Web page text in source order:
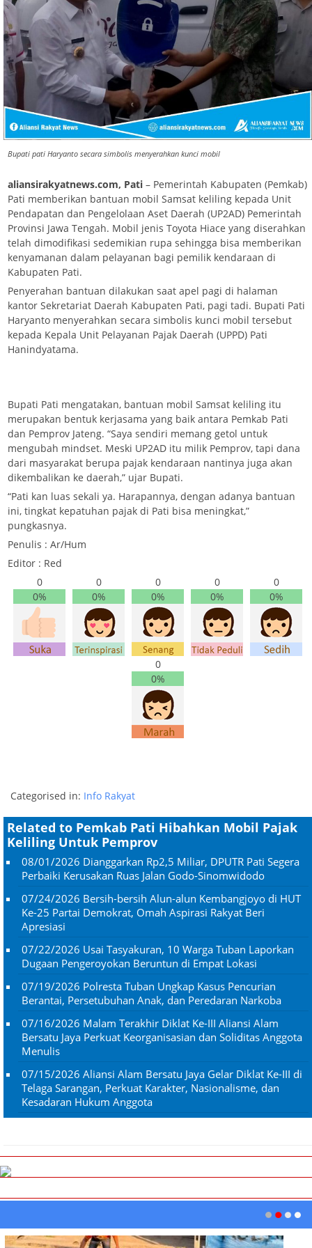
Bupati pati Haryanto secara simbolis menyerahkan kunci mobil
aliansirakyatnews.com, Pati – Pemerintah Kabupaten (Pemkab)
Pati memberikan bantuan mobil Samsat keliling kepada Unit
Pendapatan dan Pengelolaan Aset Daerah (UP2AD) Pemerintah
Provinsi Jawa Tengah. Mobil jenis Toyota Hiace yang diserahkan
telah dimodifikasi sedemikian rupa sehingga bisa memberikan
kenyamanan dalam pelayanan bagi pemilik kendaraan di
Kabupaten Pati.
Penyerahan bantuan dilakukan saat apel pagi di halaman
kantor Sekretariat Daerah Kabupaten Pati, pagi tadi. Bupati Pati
Haryanto menyerahkan secara simbolis kunci mobil tersebut
kepada Kepala Unit Pelayanan Pajak Daerah (UPPD) Pati
Hanindyatama.
Bupati Pati mengatakan, bantuan mobil Samsat keliling itu
merupakan bentuk kerjasama yang baik antara Pemkab Pati
dan Pemprov Jateng. “Saya sendiri memang getol untuk
mengubah mindset. Meski UP2AD itu milik Pemprov, tapi dana
dari masyarakat berupa pajak kendaraan nantinya juga akan
dikembalikan ke daerah,” ujar Bupati.
“Pati kan luas sekali ya. Harapannya, dengan adanya bantuan
ini, tingkat kepatuhan pajak di Pati bisa meningkat,”
pungkasnya.
Penulis : Ar/Hum
Editor : Red
0
0%
0
0%
0
0%
0
0%
0
0%
0
0%
Categorised in: Info Rakyat
Related to Pemkab Pati Hibahkan Mobil Pajak
Keliling Untuk Pemprov
08/01/2026 Dianggarkan Rp2,5 Miliar, DPUTR Pati Segera
Perbaiki Kerusakan Ruas Jalan Godo-Sinomwidodo
07/24/2026 Bersih-bersih Alun-alun Kembangjoyo di HUT
Ke-25 Partai Demokrat, Omah Aspirasi Rakyat Beri
Apresiasi
07/22/2026 Usai Tasyakuran, 10 Warga Tuban Laporkan
Dugaan Pengeroyokan Beruntun di Empat Lokasi
07/19/2026 Polresta Tuban Ungkap Kasus Pencurian
Berantai, Persetubuhan Anak, dan Peredaran Narkoba
07/16/2026 Malam Terakhir Diklat Ke-III Aliansi Alam
Bersatu Jaya Perkuat Keorganisasian dan Soliditas Anggota
Menulis
07/15/2026 Aliansi Alam Bersatu Jaya Gelar Diklat Ke-III di
Telaga Sarangan, Perkuat Karakter, Nasionalisme, dan
Kesadaran Hukum Anggota